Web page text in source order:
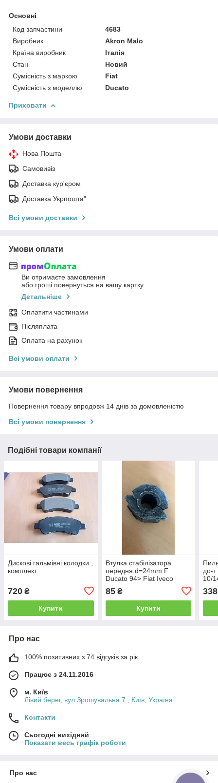
Основні
Код запчастини
4683
Виробник
Akron Malo
Країна виробник
Італія
Стан
Новий
Сумісність з маркою
Fiat
Сумісність з моделлю
Ducato
Приховати
Умови доставки
Нова Пошта
Самовивіз
Доставка кур'єром
Доставка Укрпошта"
Всі умови доставки
Умови оплати
Ви отримаєте замовлення
або гроші повернуться на вашу картку
Детальніше
Оплатити частинами
Післяплата
Оплата на рахунок
Всі умови оплати
Умови повернення
Повернення товару впродовж 14 днів за домовленістю
Всі умови повернення
Подібні товари компанії
Дискові гальмівні колодки ,
комплект
720 ₴
Купити
Втулка стабілізатора
передня.d=24mm F
Ducato 94> Fiat Iveco
85₴
Купити
до-
10/
338
Про нас
100% позитивних з 74 відгуків за рік
Працює з 24.11.2016
м. Київ
Лівий берег, вул Зрошувальна 7., Київ, Україна
Контакти
Сьогодні вихідний
Показати весь графік роботи
Про нас